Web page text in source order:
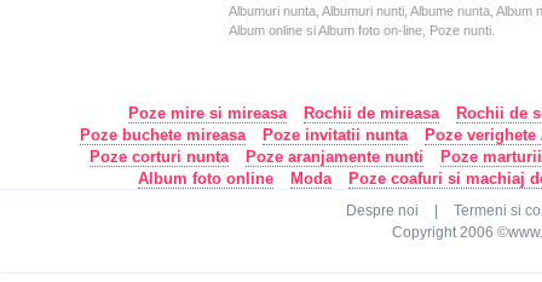
Albumuri nunta, Albumuri nunti, Albume nunta,
Album online si Album foto on-line, Poze nunti.
Poze mire si mireasa Rochii de mireasa
Rochii de
Poze buchete mireasa
Poze invitatii nunta
Poze
Poze corturi nunta
Poze aranjamente nunti
Poze
Album foto online
Moda Poze coafuri si machiaj
Despre noi
Termeni si
Copyright 2006